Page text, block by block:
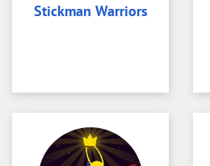
Stickman Warriors